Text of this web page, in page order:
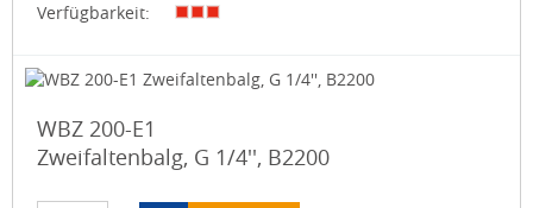
Verfügbarkeit:
WBZ 200-E1
Zweifaltenbalg, G 1/4'', B2200